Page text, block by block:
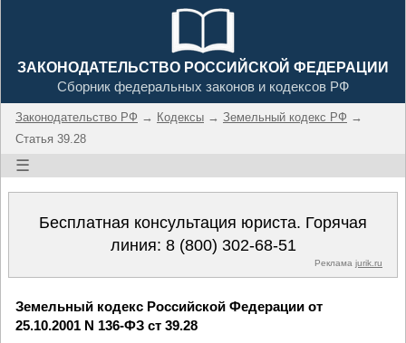
ЗАКОНОДАТЕЛЬСТВО РОССИЙСКОЙ ФЕДЕРАЦИИ
Сборник федеральных законов и кодексов РФ
Законодательство РФ → Кодексы → Земельный кодекс РФ →
Статья 39.28
☰
Бесплатная консультация юриста. Горячая
линия: 8 (800) 302-68-51
Реклама jurik.ru
Земельный кодекс Российской Федерации от
25.10.2001 N 136-ФЗ ст 39.28